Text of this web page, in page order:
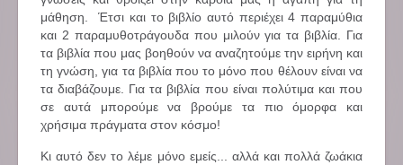
μάθηση. Έτσι και το βιβλίο αυτό περιέχει 4 παραμύθια
και 2 παραμυθοτράγουδα που μιλούν για τα βιβλία. Για
τα βιβλία που μας βοηθούν να αναζητούμε την ειρήνη και
τη γνώση, για τα βιβλία που το μόνο που θέλουν είναι να
τα διαβάζουμε. Για τα βιβλία που είναι πολύτιμα και που
σε αυτά μπορούμε να βρούμε τα πιο όμορφα και
χρήσιμα πράγματα στον κόσμο!
Κι αυτό δεν το λέμε μόνο εμείς... αλλά και πολλά ζωάκια